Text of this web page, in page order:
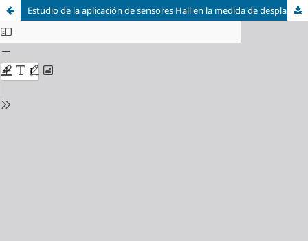
Estudio de la aplicación de sensores Hall en la medida de desplazamientos micrométricos en sistemas de baja tensión de alimentación